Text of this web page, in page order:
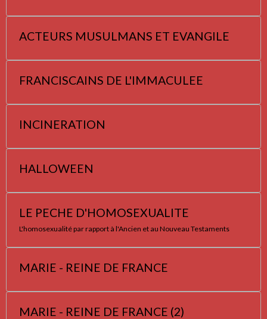
ACTEURS MUSULMANS ET EVANGILE
FRANCISCAINS DE L'IMMACULEE
INCINERATION
HALLOWEEN
LE PECHE D'HOMOSEXUALITE
L'homosexualité par rapport à l'Ancien et au Nouveau Testaments
MARIE - REINE DE FRANCE
MARIE - REINE DE FRANCE (2)